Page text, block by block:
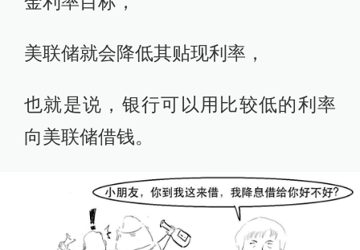
美联储就会降低其贴现利率，
也就是说，银行可以用比较低的利率
向美联储借钱。